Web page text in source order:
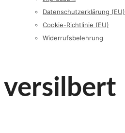
Datenschutzerklärung (EU)
Cookie-Richtlinie (EU)
Widerrufsbelehrung
versilbert